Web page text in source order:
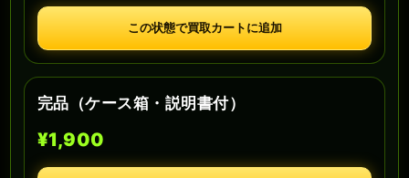
この状態で買取カートに追加
完品（ケース箱・説明書付）
¥1,900